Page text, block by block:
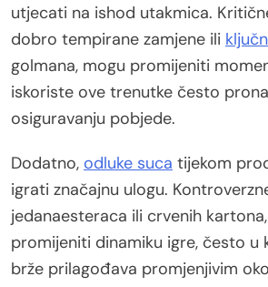
utjecati na ishod utakmica.
dobro tempirane zamjene ili
golmana, mogu promijeniti
iskoriste ove trenutke često
osiguravanju pobjede.
Dodatno, odluke suca tijekom
igrati značajnu ulogu.
jedanaesteraca ili crvenih
promijeniti dinamiku igre, često u
brže prilagođava promjenjivim